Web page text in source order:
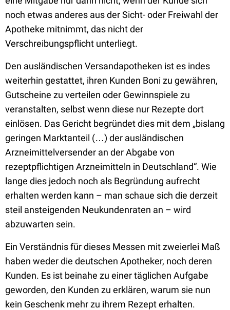
noch etwas anderes aus der Sicht- oder Freiwahl der
Apotheke mitnimmt, das nicht der
Verschreibungspflicht unterliegt.
Den ausländischen Versandapotheken ist es indes
weiterhin gestattet, ihren Kunden Boni zu gewähren,
Gutscheine zu verteilen oder Gewinnspiele zu
veranstalten, selbst wenn diese nur Rezepte dort
einlösen. Das Gericht begründet dies mit dem „bislang
geringen Marktanteil (…) der ausländischen
Arzneimittelversender an der Abgabe von
rezeptpflichtigen Arzneimitteln in Deutschland“. Wie
lange dies jedoch noch als Begründung aufrecht
erhalten werden kann – man schaue sich die derzeit
steil ansteigenden Neukundenraten an – wird
abzuwarten sein.
Ein Verständnis für dieses Messen mit zweierlei Maß
haben weder die deutschen Apotheker, noch deren
Kunden. Es ist beinahe zu einer täglichen Aufgabe
geworden, den Kunden zu erklären, warum sie nun
kein Geschenk mehr zu ihrem Rezept erhalten.